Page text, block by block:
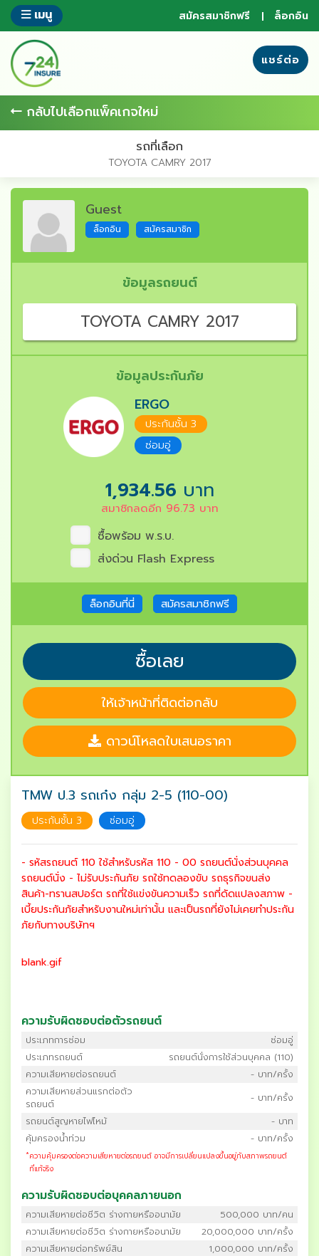
ข้าม
ส่วน
ของ
ข้อมูล
เมนู สมัครสมาชิกฟรี ล็อกอิน
แชร์ต่อ
กลับไปเลือกแพ็คเกจใหม่
รถที่เลือก
TOYOTA CAMRY 2017
Guest
ล็อกอิน สมัครสมาชิก
ข้อมูลรถยนต์
TOYOTA CAMRY 2017
ข้อมูลประกันภัย
ERGO
ประกันชั้น 3
ซ่อมอู่
1,934.56 บาท
สมาชิกลดอีก 96.73 บาท
ซื้อพร้อม พ.ร.บ.
ส่งด่วน Flash Express
ล็อกอินที่นี่ สมัครสมาชิกฟรี
ซื้อเลย
ให้เจ้าหน้าที่ติดต่อกลับ
ดาวน์โหลดใบเสนอราคา
TMW ป.3 รถเก๋ง กลุ่ม 2-5 (110-00)
ประกันชั้น 3 ซ่อมอู่
- รหัสรถยนต์ 110 ใช้สำหรับรหัส 110 - 00 รถยนต์นั่งส่วนบุคคล
รถยนต์นั่ง - ไม่รับประกันภัย รถใช้ทดลองขับ รถธุรกิจขนส่ง
สินค้า-ทรานสปอร์ต รถที่ใช้แข่งขันความเร็ว รถที่ดัดแปลงสภาพ -
เบี้ยประกันภัยสำหรับงานใหม่เท่านั้น และเป็นรถที่ยังไม่เคยทำประกัน
ภัยกับทางบริษัทฯ
blank.gif
ความรับผิดชอบต่อตัวรถยนต์
ประเภทการซ่อม
ซ่อมอู่
ประเภทรถยนต์
รถยนต์นั่งการใช้ส่วนบุคคล (110)
ความเสียหายต่อรถยนต์
- บาท/ครั้ง
ความเสียหายส่วนแรกต่อตัว
รถยนต์
- บาท/ครั้ง
รถยนต์สูญหายไฟไหม้
- บาท
คุ้มครองน้ำท่วม
- บาท/ครั้ง
*ความคุ้มครองต่อความเสียหายต่อรถยนต์ อาจมีการเปลี่ยนแปลงขึ้นอยู่กับสภาพรถยนต์
ที่แท้จริง
ความรับผิดชอบต่อบุคคลภายนอก
ความเสียหายต่อชีวิต ร่างกายหรืออนามัย
500,000 บาท/คน
ความเสียหายต่อชีวิต ร่างกายหรืออนามัย
20,000,000 บาท/ครั้ง
ความเสียหายต่อทรัพย์สิน
1,000,000 บาท/ครั้ง